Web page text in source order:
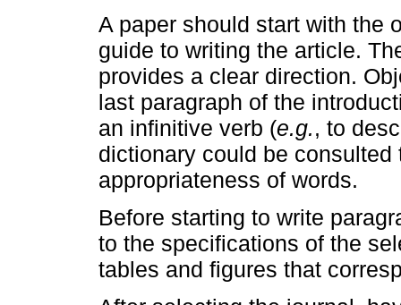
A paper should start with the
guide to writing the article.
provides a clear direction.
last paragraph of the
an infinitive verb (e.g., to
dictionary could be
appropriateness of words.
Before starting to write
to the specifications of the
tables and figures that